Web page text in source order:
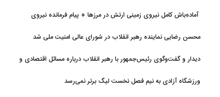
آماده‌باش کامل نیروی زمینی ارتش در مرزها + پیام فرمانده نیروی
محسن رضایی نماینده رهبر انقلاب در شورای عالی امنیت ملی شد
دیدار و گفت‌وگوی رئیس‌جمهور با رهبر انقلاب درباره مسائل اقتصادی و
ورزشگاه آزادی به نیم فصل نخست لیگ برتر نمی‌رسد